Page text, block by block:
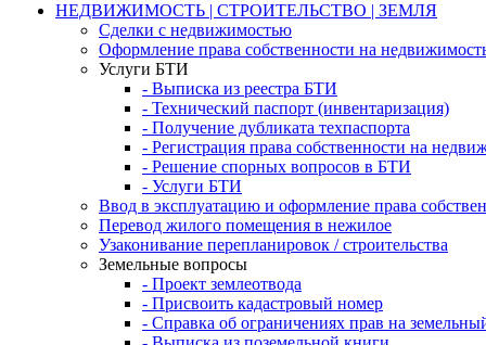
НЕДВИЖИМОСТЬ | СТРОИТЕЛЬСТВО | ЗЕМЛЯ
Сделки с недвижимостью
Оформление права собственности на
Услуги БТИ
- Выписка из реестра БТИ
- Технический паспорт (инвентаризация)
- Получение дубликата техпаспорта
- Регистрация права собственности на
- Решение спорных вопросов в БТИ
- Услуги БТИ
Ввод в эксплуатацию и оформление права
Перевод жилого помещения в нежилое
Узаконивание перепланировок / строительства
Земельные вопросы
- Проект землеотвода
- Присвоить кадастровый номер
- Справка об ограничениях прав на